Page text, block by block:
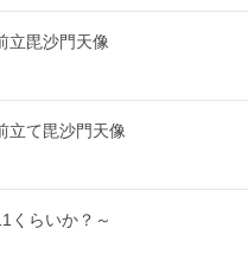
毘沙門天像
て毘沙門天像
くらいか？～